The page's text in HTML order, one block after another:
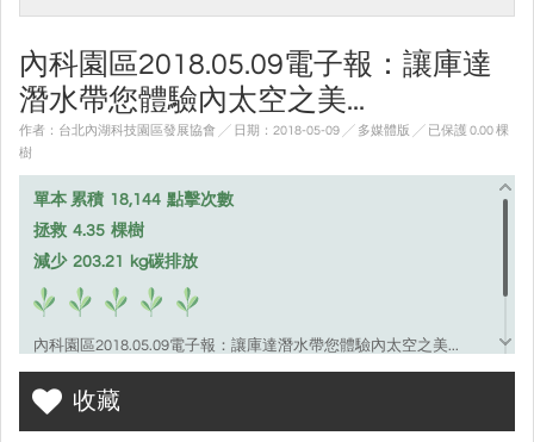
內科園區2018.05.09電子報：讓庫達
潛水帶您體驗內太空之美...
作者：台北內湖科技園區發展協會 ╱ 日期：2018-05-09 ╱ 多媒體版 ╱ 已保護 0.00 棵
樹
單本 累積 18,144 點擊次數
拯救 4.35 棵樹
減少 203.21 kg碳排放
內科園區2018.05.09電子報：讓庫達潛水帶您體驗內太空之美...
https://www.ntpda.org.tw
收藏